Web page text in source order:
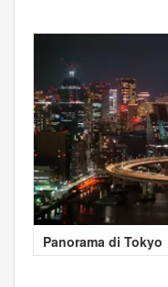
Panorama di Tokyo